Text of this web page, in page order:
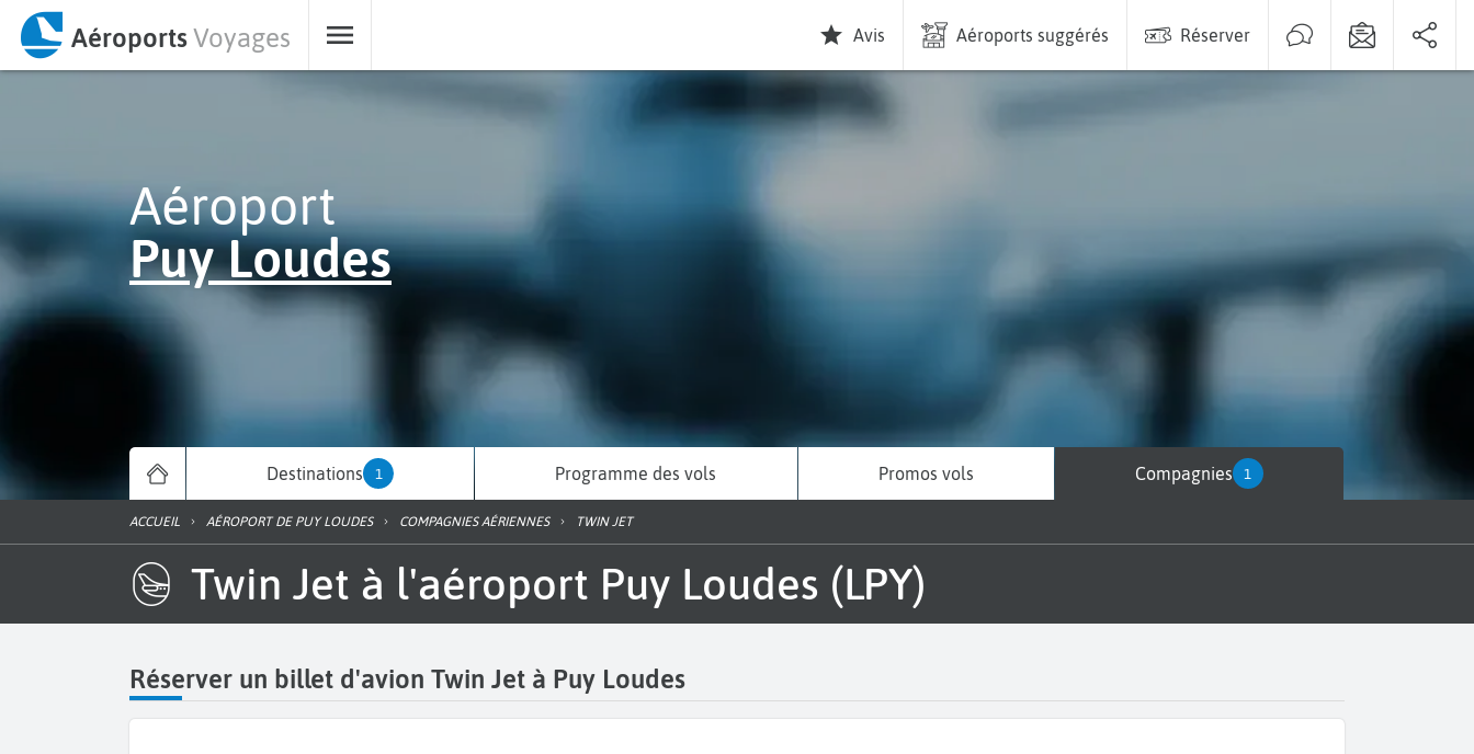
AéroportsVoyages Avis Aéroports suggérés Réserver
Aéroport
Puy Loudes
Destinations 1 Programme des vols Promos vols Compagnies 1
ACCUEIL AÉROPORT DE PUY LOUDES COMPAGNIES AÉRIENNES TWIN JET
Twin Jet à l'aéroport Puy Loudes (LPY)
Réserver un billet d'avion Twin Jet à Puy Loudes